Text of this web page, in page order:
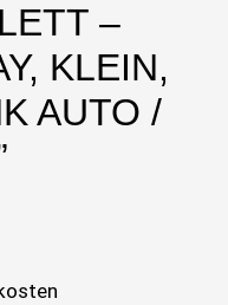
–
KLEIN,
AUTO /